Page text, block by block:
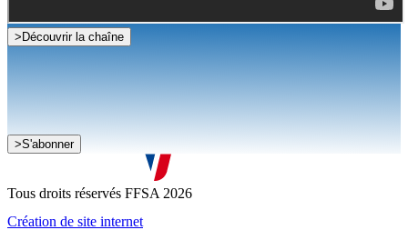
> Découvrir la chaîne
Je souhaite recevoir la newsletter de la FFSA
J'accepte que mes informations soient collectées conformément à
politique de confidentialité
>S'abonner
Tous droits réservés FFSA 2026
Création de site internet